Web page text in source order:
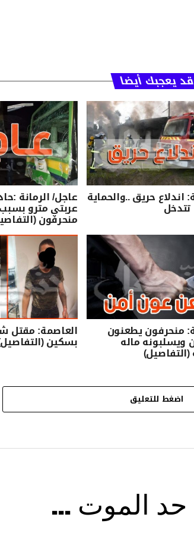
قد يعجبك أيضا
اندلاع حريق ..والحماية
تتدخل
عاجل/ الرمانة
عربتي مترو
منحرفون
منحرفون يطعنون
ويسلبونه ماله بسكين
اضغط للتعليق
حد الموت …